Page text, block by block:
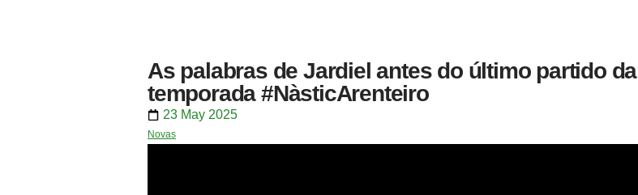
As palabras de Jardiel antes do último partido da
temporada #NàsticArenteiro
23 May 2025
Novas